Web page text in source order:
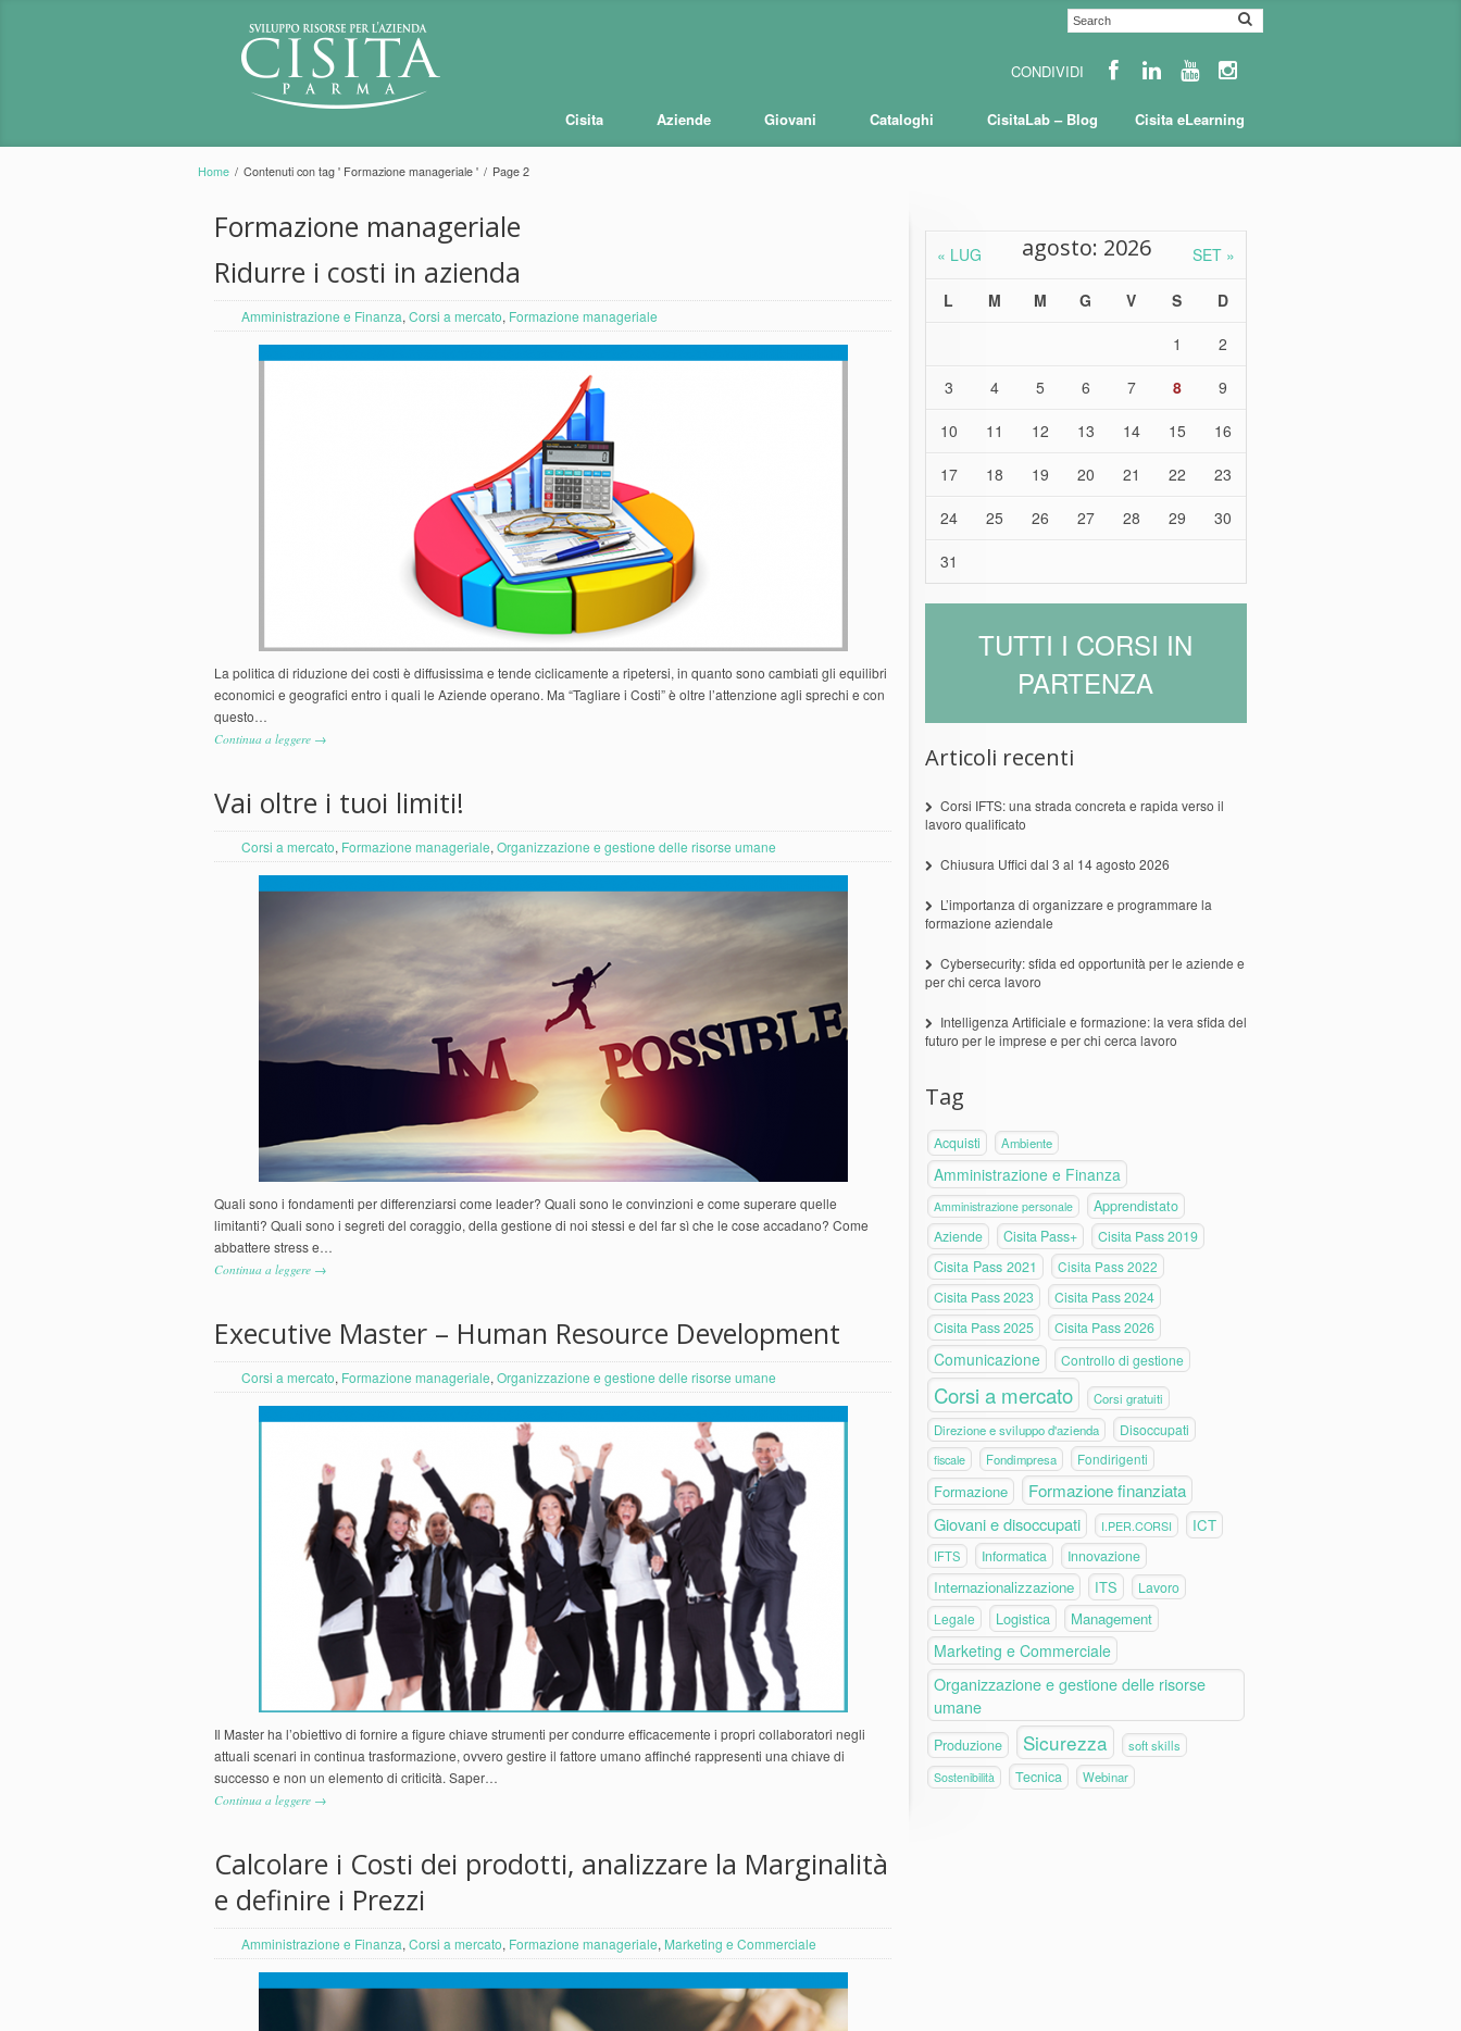
Cisita Aziende Giovani Cataloghi CisitaLab – Blog Cisita eLearning
Home / Contenuti con tag ' Formazione manageriale ' / Page 2
Formazione manageriale
Ridurre i costi in azienda
Amministrazione e Finanza, Corsi a mercato, Formazione manageriale
La politica di riduzione dei costi è diffusissima e tende ciclicamente a ripetersi, in quanto sono cambiati gli equilibri
economici e geografici entro i quali le Aziende operano. Ma “Tagliare i Costi” è oltre l’attenzione agli sprechi e con
questo…
Continua a leggere →
Vai oltre i tuoi limiti!
Corsi a mercato, Formazione manageriale, Organizzazione e gestione delle risorse umane
Quali sono i fondamenti per differenziarsi come leader? Quali sono le convinzioni e come superare quelle
limitanti? Quali sono i segreti del coraggio, della gestione di noi stessi e del far sì che le cose accadano? Come
abbattere stress e…
Continua a leggere →
Executive Master – Human Resource Development
Corsi a mercato, Formazione manageriale, Organizzazione e gestione delle risorse umane
Il Master ha l’obiettivo di fornire a figure chiave strumenti per condurre efficacemente i propri collaboratori negli
attuali scenari in continua trasformazione, ovvero gestire il fattore umano affinché rappresenti una chiave di
successo e non un elemento di criticità. Saper…
Continua a leggere →
Calcolare i Costi dei prodotti, analizzare la Marginalità
e definire i Prezzi
Amministrazione e Finanza, Corsi a mercato, Formazione manageriale, Marketing e Commerciale
« LUG SET »
agosto: 2026
L M M G V S
D
1
2
3
4 5 6 7 8
9
10
11 12 13 14 15
16
17
18 19 20 21 22
23
24
25 26 27 28 29
30
31
TUTTI I CORSI IN
PARTENZA
Articoli recenti
Corsi IFTS: una strada concreta e rapida verso il
lavoro qualificato
Chiusura Uffici dal 3 al 14 agosto 2026
L’importanza di organizzare e programmare la
formazione aziendale
Cybersecurity: sfida ed opportunità per le aziende e
per chi cerca lavoro
Intelligenza Artificiale e formazione: la vera sfida del
futuro per le imprese e per chi cerca lavoro
Tag
Acquisti Ambiente
Amministrazione e Finanza
Amministrazione personale
Apprendistato
Aziende
Cisita Pass+
Cisita Pass 2019
Cisita Pass 2021
Cisita Pass 2022
Cisita Pass 2023 Cisita Pass 2024
Cisita Pass 2025 Cisita Pass 2026
Comunicazione Controllo di gestione
Corsi a mercato
Corsi gratuiti
Direzione e sviluppo d'azienda
Disoccupati
fiscale Fondimpresa Fondirigenti
Formazione
Formazione finanziata
Giovani e disoccupati
I.PER.CORSI ICT
IFTS Informatica Innovazione
Internazionalizzazione ITS
Lavoro
Legale
Logistica Management
Marketing e Commerciale
Organizzazione e gestione delle risorse
umane
Produzione Sicurezza soft skills
Sostenibilità Tecnica Webinar